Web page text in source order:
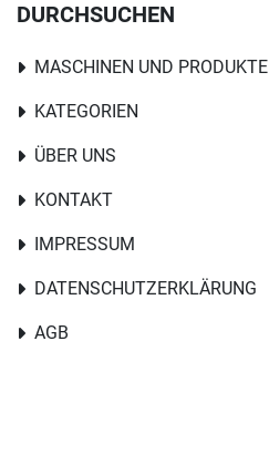
DURCHSUCHEN
MASCHINEN UND PRODUKTE
KATEGORIEN
ÜBER UNS
KONTAKT
IMPRESSUM
DATENSCHUTZERKLÄRUNG
AGB